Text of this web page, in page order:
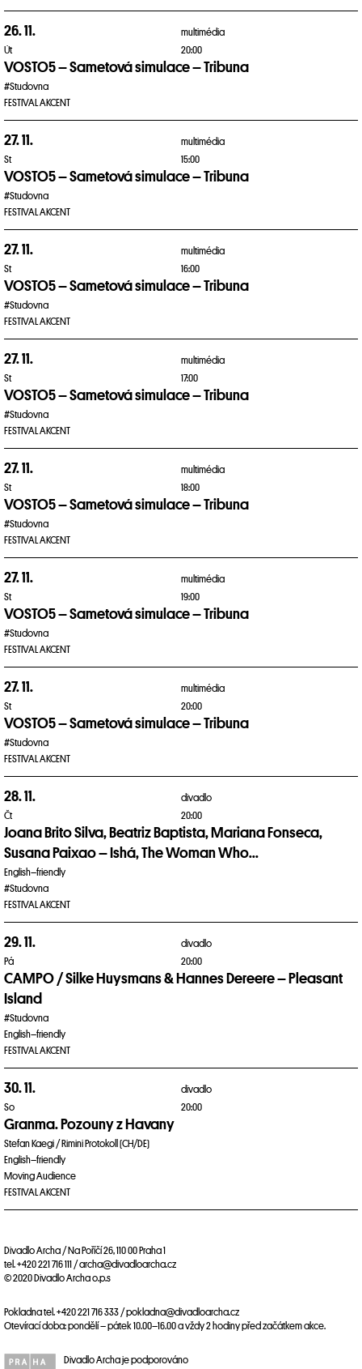
26. 11.
Út
multimédia
20:00
VOSTO5 – Sametová simulace – Tribuna
#Studovna
FESTIVAL AKCENT
27. 11.
St
multimédia
15:00
VOSTO5 – Sametová simulace – Tribuna
#Studovna
FESTIVAL AKCENT
27. 11.
St
multimédia
16:00
VOSTO5 – Sametová simulace – Tribuna
#Studovna
FESTIVAL AKCENT
27. 11.
St
multimédia
17:00
VOSTO5 – Sametová simulace – Tribuna
#Studovna
FESTIVAL AKCENT
27. 11.
St
multimédia
18:00
VOSTO5 – Sametová simulace – Tribuna
#Studovna
FESTIVAL AKCENT
27. 11.
St
multimédia
19:00
VOSTO5 – Sametová simulace – Tribuna
#Studovna
FESTIVAL AKCENT
27. 11.
St
multimédia
20:00
VOSTO5 – Sametová simulace – Tribuna
#Studovna
FESTIVAL AKCENT
28. 11.
Čt
divadlo
20:00
Joana Brito Silva, Beatriz Baptista, Mariana Fonseca,
Susana Paixao – Ishá, The Woman Who...
English–friendly
#Studovna
FESTIVAL AKCENT
29. 11.
Pá
divadlo
20:00
CAMPO / Silke Huysmans & Hannes Dereere – Pleasant
Island
#Studovna
English–friendly
FESTIVAL AKCENT
30. 11.
So
divadlo
20:00
Granma. Pozouny z Havany
Stefan Kaegi / Rimini Protokoll (CH/DE)
English–friendly
Moving Audience
FESTIVAL AKCENT
Divadlo Archa / Na Poříčí 26, 110 00 Praha 1
tel. +420 221 716 111 / archa@divadloarcha.cz
© 2020 Divadlo Archa o.p.s
Pokladna tel. +420 221 716 333 / pokladna@divadloarcha.cz
Otevírací doba: pondělí – pátek 10.00–16.00 a vždy 2 hodiny před začátkem akce.
Divadlo Archa je podporováno